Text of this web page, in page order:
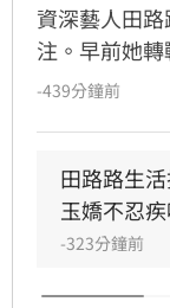
資深藝人田
注。早前她
事業漸入佳
優先處理私
乾妹奕君也證
-439分鐘前
田路路生
玉嬌不忍
-323分鐘前